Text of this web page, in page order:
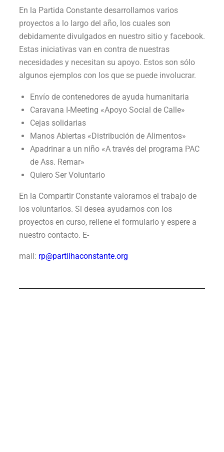
En la Partida Constante desarrollamos varios
proyectos a lo largo del año, los cuales son
debidamente divulgados en nuestro sitio y facebook.
Estas iniciativas van en contra de nuestras
necesidades y necesitan su apoyo. Estos son sólo
algunos ejemplos con los que se puede involucrar.
Envío de contenedores de ayuda humanitaria
Caravana I-Meeting «Apoyo Social de Calle»
Cejas solidarias
Manos Abiertas «Distribución de Alimentos»
Apadrinar a un niño «A través del programa PAC
de Ass. Remar»
Quiero Ser Voluntario
En la Compartir Constante valoramos el trabajo de
los voluntarios. Si desea ayudarnos con los
proyectos en curso, rellene el formulario y espere a
nuestro contacto. E-
mail: rp@partilhaconstante.org